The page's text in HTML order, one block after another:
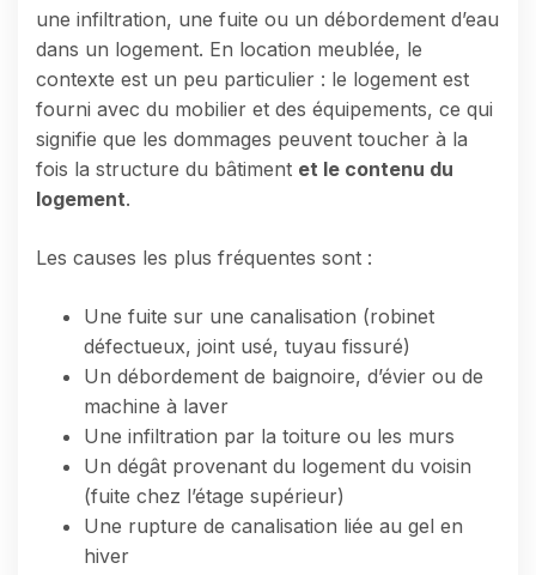
une infiltration, une fuite ou un débordement d’eau
dans un logement. En location meublée, le
contexte est un peu particulier : le logement est
fourni avec du mobilier et des équipements, ce qui
signifie que les dommages peuvent toucher à la
fois la structure du bâtiment et le contenu du
logement.
Les causes les plus fréquentes sont :
Une fuite sur une canalisation (robinet
défectueux, joint usé, tuyau fissuré)
Un débordement de baignoire, d’évier ou de
machine à laver
Une infiltration par la toiture ou les murs
Un dégât provenant du logement du voisin
(fuite chez l’étage supérieur)
Une rupture de canalisation liée au gel en
hiver